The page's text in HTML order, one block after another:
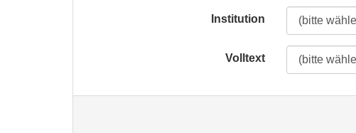
Institution
Volltext